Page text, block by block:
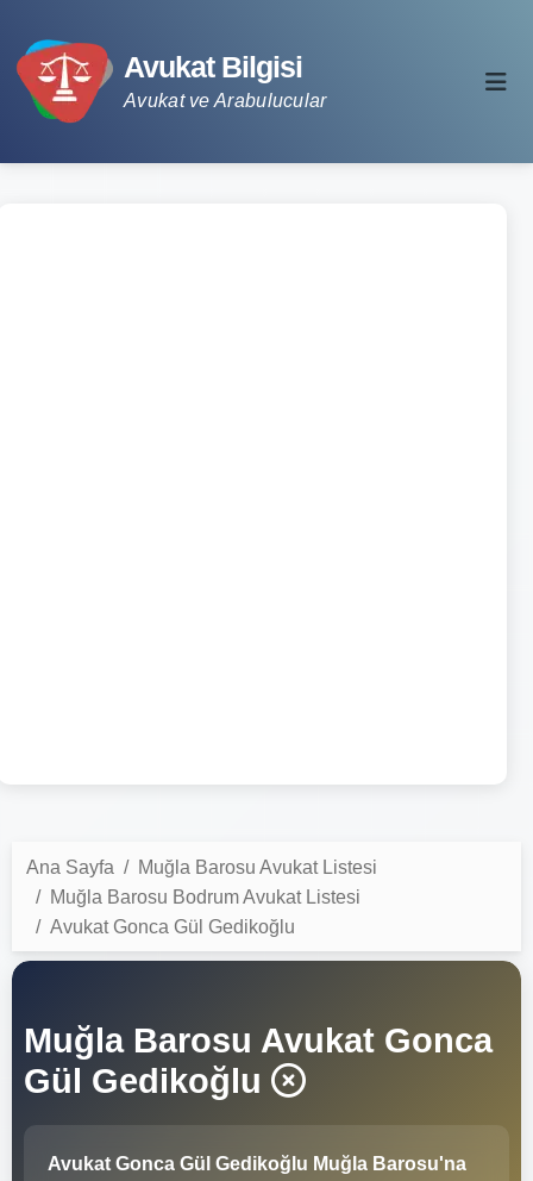
Avukat Bilgisi
Avukat ve Arabulucular
Ana Sayfa
Muğla Barosu Avukat Listesi
Muğla Barosu Bodrum Avukat Listesi
Avukat Gonca Gül Gedikoğlu
Muğla Barosu Avukat Gonca
Gül Gedikoğlu
Avukat Gonca Gül Gedikoğlu Muğla Barosu'na